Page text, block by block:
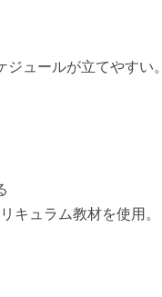
ュールが立てやすい。
キュラム教材を使用。